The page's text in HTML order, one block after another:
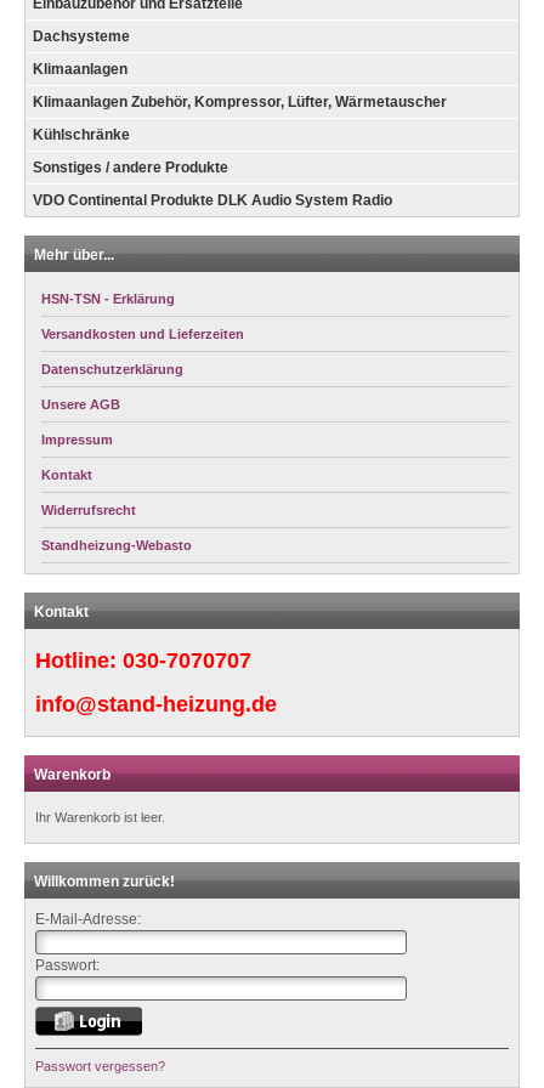
Einbauzubehör und Ersatzteile
Dachsysteme
Klimaanlagen
Klimaanlagen Zubehör, Kompressor, Lüfter, Wärmetauscher
Kühlschränke
Sonstiges / andere Produkte
VDO Continental Produkte DLK Audio System Radio
Mehr über...
HSN-TSN - Erklärung
Versandkosten und Lieferzeiten
Datenschutzerklärung
Unsere AGB
Impressum
Kontakt
Widerrufsrecht
Standheizung-Webasto
Kontakt
Hotline: 030-7070707
info@stand-heizung.de
Warenkorb
Ihr Warenkorb ist leer.
Willkommen zurück!
E-Mail-Adresse:
Passwort:
Passwort vergessen?